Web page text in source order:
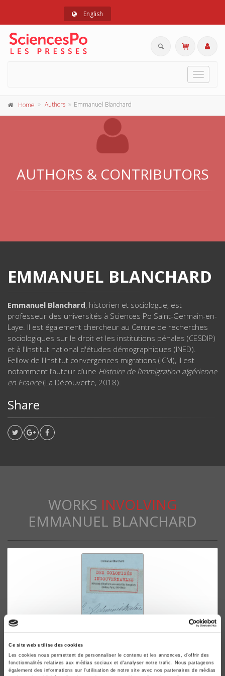
Ce site web utilise des cookies
Les cookies nous permettent de personnaliser le contenu et les annonces, d'offrir des
fonctionnalités relatives aux médias sociaux et d'analyser notre trafic. Nous partageons
également des informations sur l'utilisation de notre site avec nos partenaires de médias
English
Toggle
Home Authors Emmanuel Blanchard
AUTHORS & CONTRIBUTORS
EMMANUEL BLANCHARD
Emmanuel Blanchard, historien et sociologue, est
professeur des universités à Sciences Po Saint-Germain-en-
Laye. Il est également chercheur au Centre de recherches
sociologiques sur le droit et les institutions pénales (CESDIP)
et à l'Institut national d'études démographiques (INED).
Fellow de l'Institut convergences migrations (ICM), il est
notamment l’auteur d’une Histoire de l’immigration algérienne
en France(La Découverte, 2018).
Share
WORKS INVOLVING
EMMANUEL BLANCHARD
Des colonisés ingouvernables